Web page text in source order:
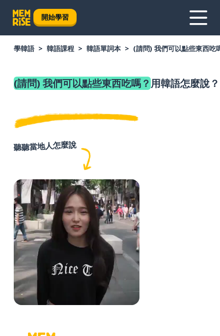
開始學習
學韓語 韓語課程 韓語單詞本 (請問) 我們可以點些東西吃
(請問) 我們可以點些東西吃嗎？用韓語怎麼說？
聽聽當地人怎麼說